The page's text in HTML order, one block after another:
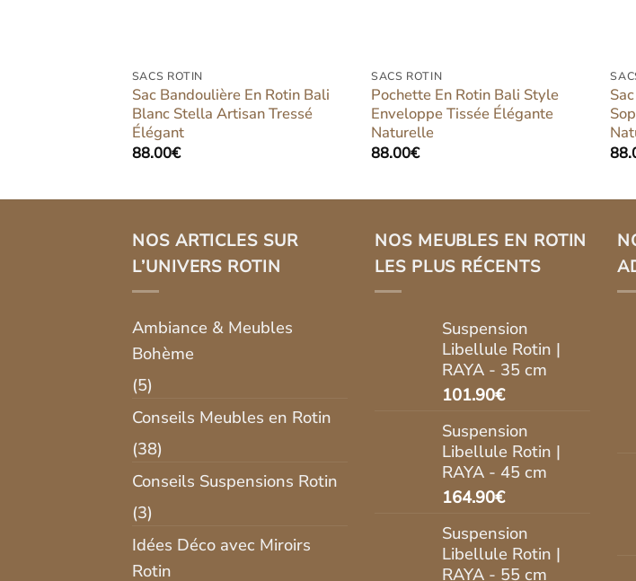
SACS ROTIN
Sac Bandoulière En Rotin Bali
Blanc Stella Artisan Tressé
Élégant
88.00€
SACS ROTIN
Pochette En Rotin Bali Style
Enveloppe Tissée Élégante
Naturelle
88.00€
NOS ARTICLES SUR
L’UNIVERS ROTIN
Ambiance & Meubles
Bohème
(5)
Conseils Meubles en Rotin
(38)
Conseils Suspensions Rotin
(3)
Idées Déco avec Miroirs
Rotin
NOS MEUBLES EN ROTIN
LES PLUS RÉCENTS
Suspension
Libellule Rotin |
RAYA - 35 cm
101.90€
Suspension
Libellule Rotin |
RAYA - 45 cm
164.90€
Suspension
Libellule Rotin |
RAYA - 55 cm